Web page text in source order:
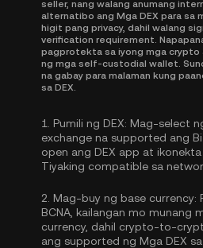
seller, nang walang anumang
alternatibo ang Mga DEX para sa
higit pang privacy, dahil walang
verification requirement.
pagprotekta sa iyong mga crypto
ng mga self-custodial wallet.
na gabay para malaman kung
sa DEX.
1. Pumili ng DEX: Mag-select
exchange na supported ang
open ang DEX app at
Tiyaking compatible sa
2. Mag-buy ng base currency:
BCNA, kailangan mo munang
currency, dahil crypto-to-
ang supported ng Mga DEX sa